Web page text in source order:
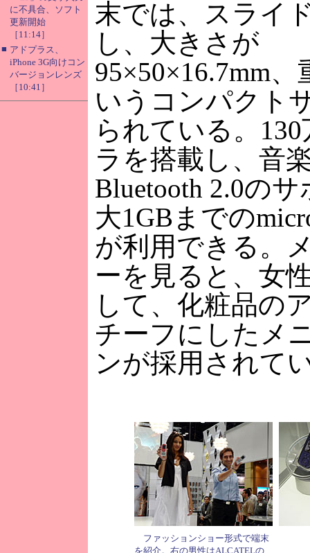
に不具合、ソフト
更新開始
［11:14］
■ アドプラス、
iPhone 3G向けコン
バージョンレンズ
［10:41］
末では、スライ
し、大きさが
95×50×16.7mm
いうコンパクト
られている。
ラを搭載し、音
Bluetooth 2.0の
大1GBまでの
が利用できる。
ーを見ると、女
して、化粧品の
チーフにしたメ
ンが採用されて
ファッションショー形式で端末
を紹介。右の男性はALCATELの